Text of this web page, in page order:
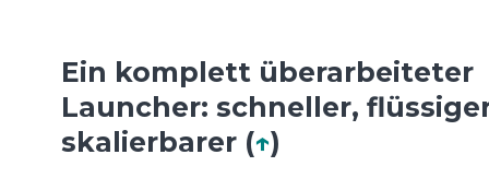
Ein komplett überarbeiteter
Launcher: schneller,
skalierbarer (↑)